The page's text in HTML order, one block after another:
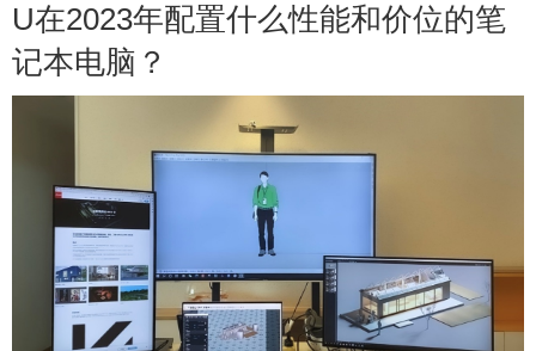
U在2023年配置什么性能和价位的笔
记本电脑？
1万~1.5元预算，SketchUp草图大师S
U在2023年配置什么性能和价位的笔记
本电脑？
因为笔记本的性能是比台式机差的，如果想买一台
笔记本当台式机用，当然是预算达到1万元比较合